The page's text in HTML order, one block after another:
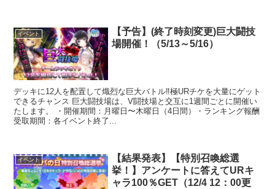
イベント
【予告】(終了時刻変更)巨大闘技
場開催！（5/13～5/16）
デッキに12人を配置して熾烈な巨大バトル‼極URチケを大量にゲット
できるチャンス 巨大闘技場は、V闘技場と交互に1週間ごとに開催い
たします。 ・開催期間：月曜日〜木曜日（4日間）・ランキング報酬
受取期間：各イベント終了...
イベント
【結果発表】【特別召喚総選
挙！】アンケートに答えてURキ
ャラ100％GET（12/4 12：00更